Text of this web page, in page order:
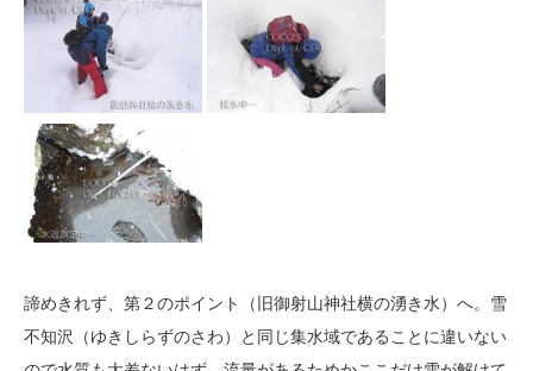
諦めきれず、第２のポイント（旧御射山神社横の湧き水）へ。雪
不知沢（ゆきしらずのさわ）と同じ集水域であることに違いない